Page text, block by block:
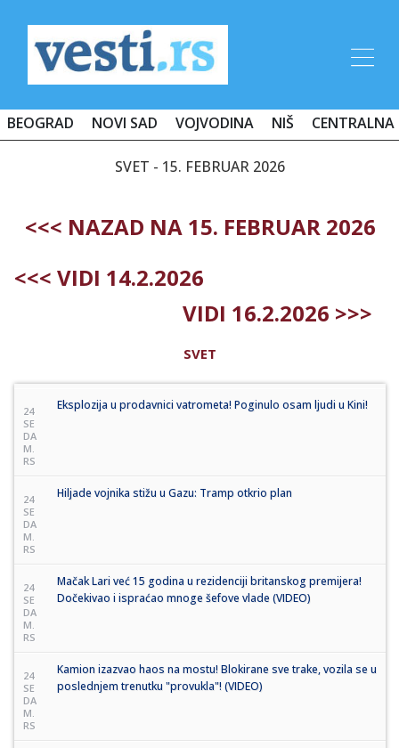
BEOGRAD NOVI SAD VOJVODINA NIŠ CENTRALNA
SVET - 15. FEBRUAR 2026
<<< NAZAD NA 15. FEBRUAR 2026
<<< VIDI 14.2.2026
VIDI 16.2.2026 >>>
SVET
24
SE
DA
M.
RS
Eksplozija u prodavnici vatrometa! Poginulo osam ljudi u Kini!
24
SE
DA
M.
RS
Hiljade vojnika stižu u Gazu: Tramp otkrio plan
24
SE
DA
M.
RS
Mačak Lari već 15 godina u rezidenciji britanskog premijera!
Dočekivao i ispraćao mnoge šefove vlade (VIDEO)
24
SE
DA
M.
RS
Kamion izazvao haos na mostu! Blokirane sve trake, vozila se u
poslednjem trenutku "provukla"! (VIDEO)